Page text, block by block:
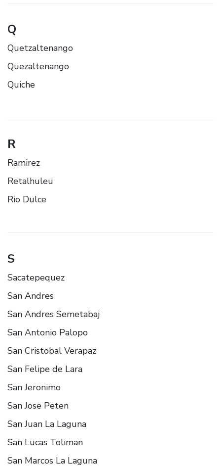
Q
Quetzaltenango
Quezaltenango
Quiche
R
Ramirez
Retalhuleu
Rio Dulce
S
Sacatepequez
San Andres
San Andres Semetabaj
San Antonio Palopo
San Cristobal Verapaz
San Felipe de Lara
San Jeronimo
San Jose Peten
San Juan La Laguna
San Lucas Toliman
San Marcos La Laguna